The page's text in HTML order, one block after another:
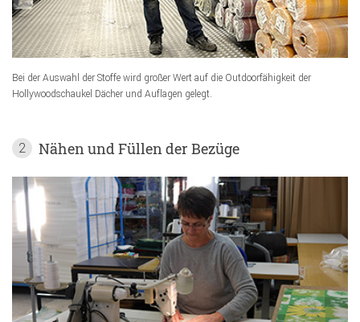
Bei der Auswahl der Stoffe wird großer Wert auf die Outdoorfähigkeit der
Hollywoodschaukel Dächer und Auflagen gelegt.
2 Nähen und Füllen der Bezüge